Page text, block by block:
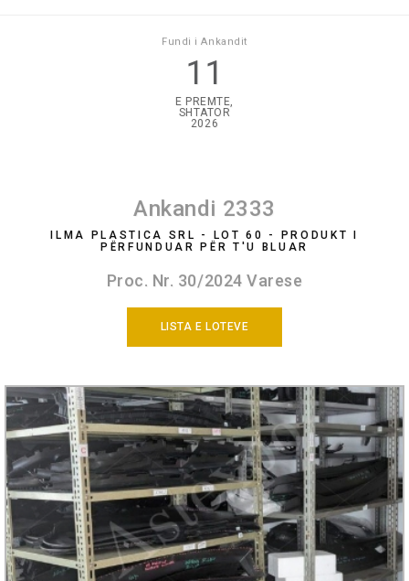
Fundi i Ankandit
11
E PREMTE,
SHTATOR
2026
Ankandi 2333
ILMA PLASTICA SRL - LOT 60 - PRODUKT I
PËRFUNDUAR PËR T'U BLUAR
Proc. Nr. 30/2024 Varese
LISTA E LOTEVE